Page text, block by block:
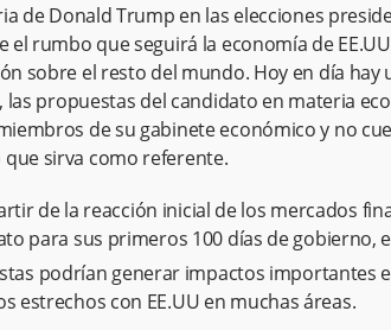
de Donald Trump en las elecciones
rumbo que seguirá la economía de
sobre el resto del mundo. Hoy en día
las propuestas del candidato en materia
de su gabinete económico y no
sirva como referente.
de la reacción inicial de los mercados
para sus primeros 100 días de gobierno,
podrían generar impactos importantes
estrechos con EE.UU en muchas áreas.